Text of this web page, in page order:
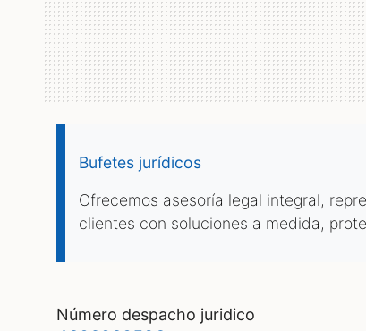
Bufetes jurídicos
Ofrecemos asesoría legal integral,
clientes con soluciones a medida,
número despacho juridico